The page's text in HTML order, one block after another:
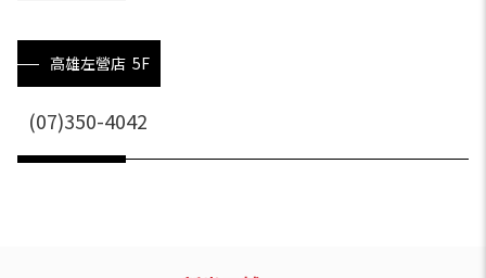
高雄左營店 5F
(07)350-4042